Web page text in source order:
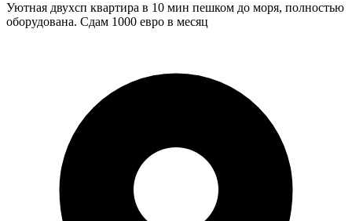
Уютная двухсп квартира в 10 мин пешком до моря, полностью
оборудована. Сдам 1000 евро в месяц